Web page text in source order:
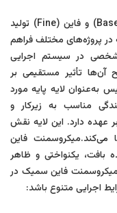
میکروسمنت سمیک در دو سایز اصلی بیس (Base) و فاین (Fine) تولید
پروژه‌های مختلف فراهم
در سیستم اجرایی
تأثیر مستقیمی بر
به‌عنوان لایه پایه مورد
مناسب به زیرکار و
عهده دارد. این لایه نقش
می‌کند.میکروسمنت فاین
بافت، یکنواختی و ظاهر
فاین سمیک در
اجرایی متنوع باشد: